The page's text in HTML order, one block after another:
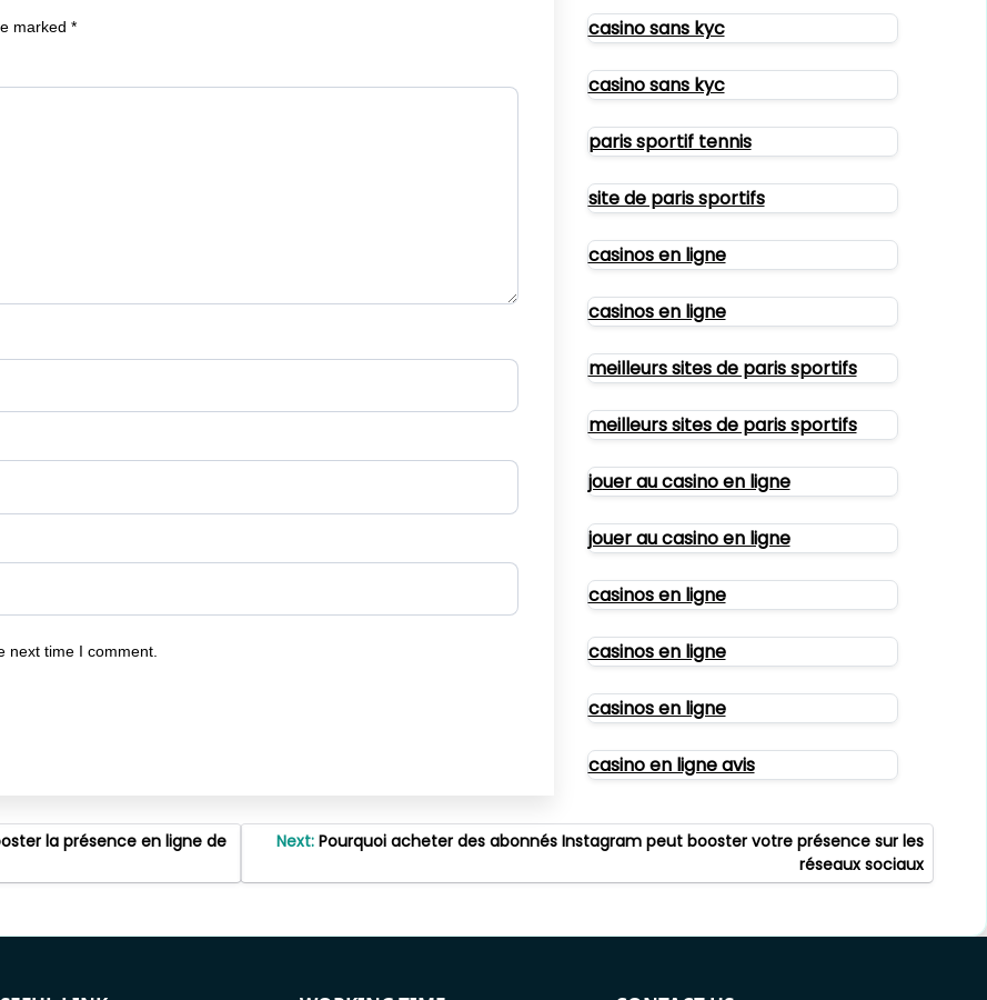
marked *
next time I comment.
casino sans kyc
casino sans kyc
paris sportif tennis
site de paris sportifs
casinos en ligne
casinos en ligne
meilleurs sites de paris sportifs
meilleurs sites de paris sportifs
jouer au casino en ligne
jouer au casino en ligne
casinos en ligne
casinos en ligne
casinos en ligne
casino en ligne avis
la présence en ligne de
Next: Pourquoi acheter des abonnés Instagram peut booster votre présence sur les
réseaux sociaux